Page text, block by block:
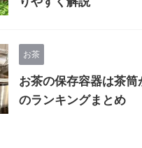
お茶
お茶の保存容器は茶筒
のランキングまとめ